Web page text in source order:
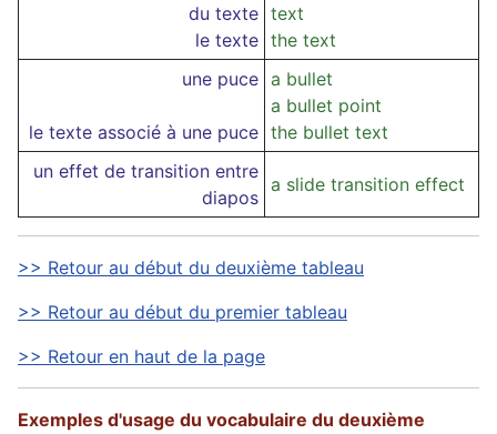
du texte
le texte
text
the text
une puce
le texte associé à une puce
a bullet
a bullet point
the bullet text
un effet de transition entre
diapos
a slide transition effect
>> Retour au début du deuxième tableau
>> Retour au début du premier tableau
>> Retour en haut de la page
Exemples d'usage du vocabulaire du deuxième